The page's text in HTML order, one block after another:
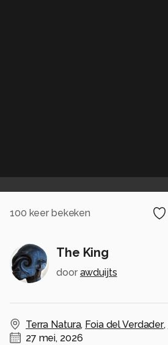
100 keer bekeken
The King
door awduijts
Terra Natura, Foia del Verdader,
27 mei, 2026